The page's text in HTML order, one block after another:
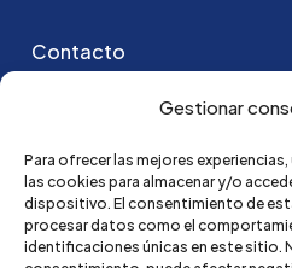
Gestionar
Para ofrecer las mejores
las cookies para almacenar y/o
dispositivo. El consentimiento de
procesar datos como el
identificaciones únicas en este sitio.
Contacto
Puedes ponerte en
hola@credi4me.com